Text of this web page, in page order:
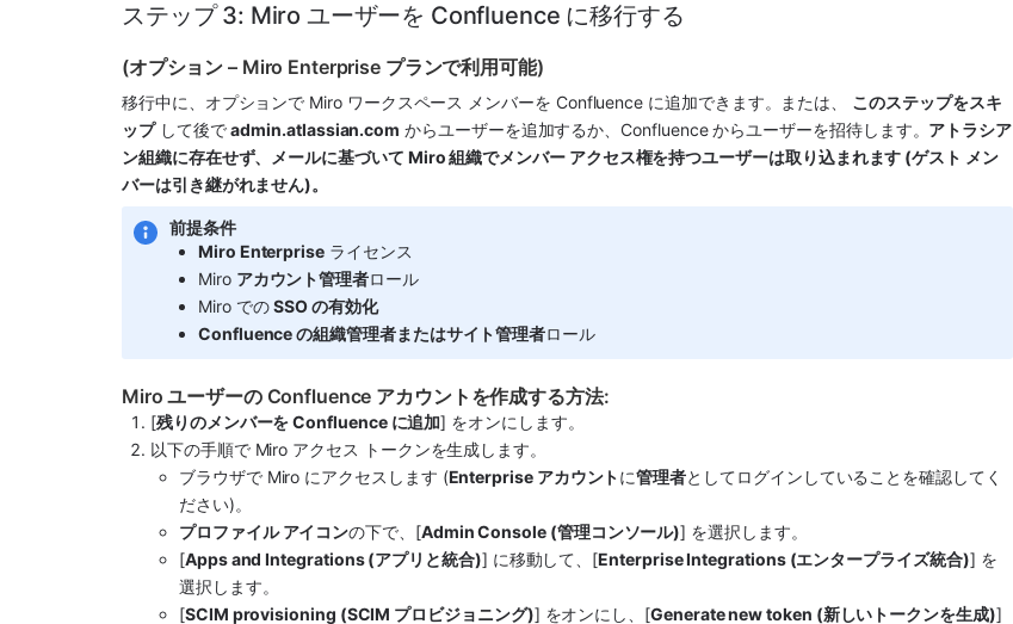
ステップ 3: Miro ユーザーを Confluence に移行する
(オプション – Miro Enterprise プランで利用可能)
移行中に、オプションで Miro ワークスペース メンバーを Confluence に追加できます。または、 このステップをスキ
ップ して後で admin.atlassian.com からユーザーを追加するか、Confluence からユーザーを招待します。 アトラシア
ン組織に存在せず、メールに基づいて Miro 組織でメンバー アクセス権を持つユーザーは取り込まれます (ゲスト メン
バーは引き継がれません)。
前提条件
Miro Enterprise ライセンス
Miro アカウント管理者ロール
Miro での SSO の有効化
Confluence の組織管理者またはサイト管理者ロール
Miro ユーザーの Confluence アカウントを作成する方法:
[残りのメンバーを Confluence に追加] をオンにします。
以下の手順で Miro アクセス トークンを生成します。
ブラウザで Miro にアクセスします (Enterprise アカウントに管理者としてログインしていることを確認してく
ださい)。
プロファイル アイコンの下で、[Admin Console (管理コンソール)] を選択します。
[Apps and Integrations (アプリと統合)] に移動して、[Enterprise Integrations (エンタープライズ統合)] を
選択します。
[SCIM provisioning (SCIM プロビジョニング)] をオンにし、[Generate new token (新しいトークンを生成)]